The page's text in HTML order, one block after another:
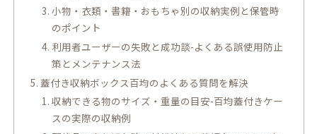
小物・衣類・書籍・おもちゃ別の収納実例と保管時
のポイント
利用者ユーザーの失敗と成功談-よくある誤使用防止
策とメンテナンス法
蓋付き収納ボックス百均のよくある質問を解決
収納できる物のサイズ・重量の目安-百均蓋付きケー
スの実際の収納例